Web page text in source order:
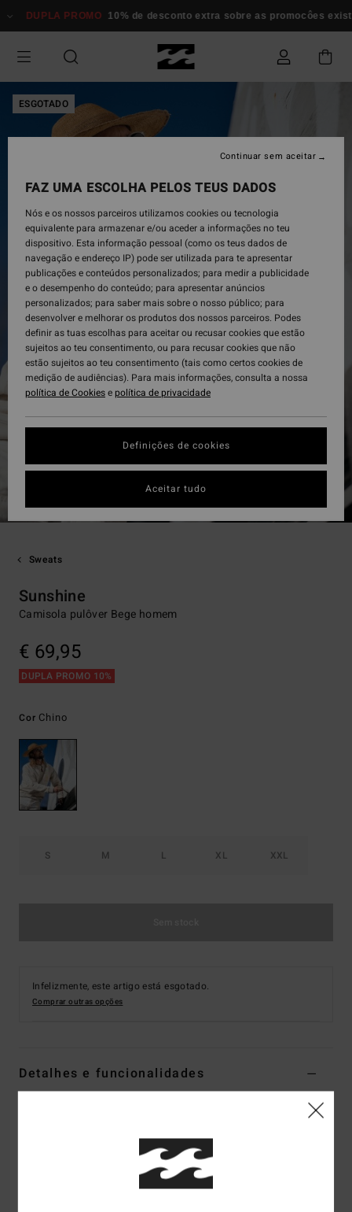
para
informação
produto
DUPLA PROMO 10% de desconto extra sobre as promocôes
ESGOTADO
Sweats
Sunshine
Camisola pulôver Bege homem
€ 69,95
DUPLA PROMO 10%
Cor Chino
S M L XL XXL
Infelizmente, este artigo está esgotado.
Comprar outras opções
Detalhes e funcionalidades
Código de Cor
FAZ UMA ESCOLHA PELOS TEUS DADOS
Nós e os nossos parceiros utilizamos cookies ou tecnologia
equivalente para armazenar e/ou aceder a informações no teu
dispositivo. Esta informação pessoal (como os teus dados de
navegação e endereço IP) pode ser utilizada para te apresentar
publicações e conteúdos personalizados; para medir a publicidade
e o desempenho do conteúdo; para apresentar anúncios
personalizados; para saber mais sobre o nosso público; para
desenvolver e melhorar os produtos dos nossos parceiros. Podes
definir as tuas escolhas para aceitar ou recusar cookies que estão
sujeitos ao teu consentimento, ou para recusar cookies que não
estão sujeitos ao teu consentimento (tais como certos cookies de
medição de audiências). Para mais informações, consulta a nossa
política de Cookiesepolítica de privacidade
Definições de cookies
Continuar sem aceitar
Aceitar tudo